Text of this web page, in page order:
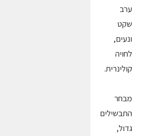
ערב
שקט
ונעים,
לחויה
קולינרית.
מבחר
התבשילים
גדול,